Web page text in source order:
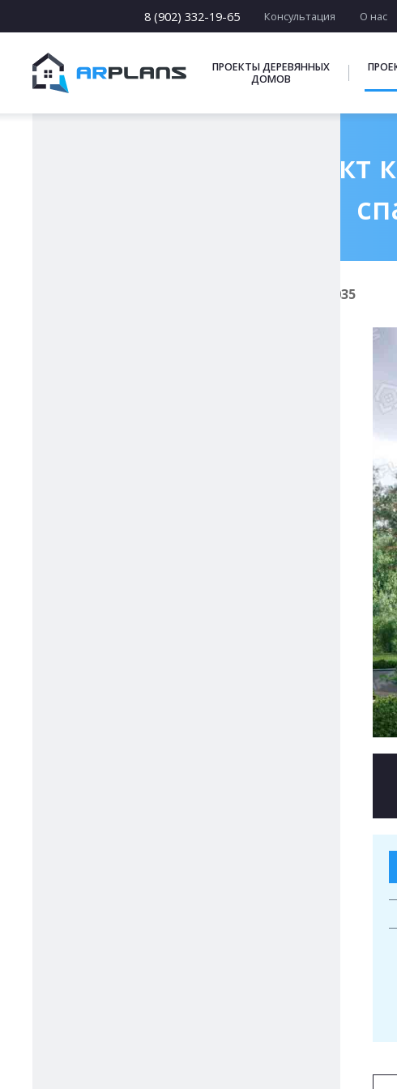
8 (902) 332-19-65 Консультация О нас
ПРОЕКТЫ ДЕРЕВЯННЫХ
ДОМОВ
Готовый
К-035
17 х [17-22]
ПОДБОРКИ